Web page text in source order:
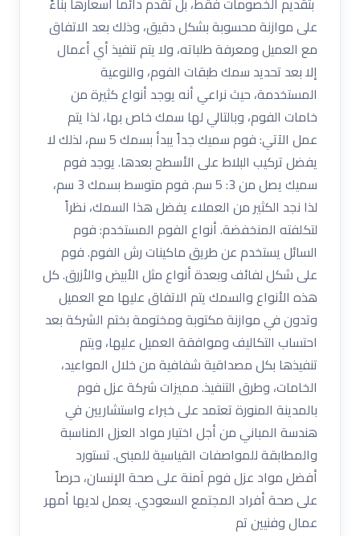
على موازنة محسوبة بشكل دقيق، وذلك بعد الاتفاق
مع العميل ومعرفة طلباته، ولا يتم تنفيذ أي أعمال
إلا بعد تحديد سمك طبقات الفوم، والنوعية
المستخدمة، حيث نراعي أنه يوجد أنواع كثيرة من
خامات الفوم، وبالتالي لها سمك خاص بها، لذا يتم
عمل الآتي: فوم سميك جداً يبدأ بسمك 5 سم، لذلك لا
يفضل تركيب البلاط على الأسطح بعدها. يوجد فوم
سميك يصل من 3: 5 سم. فوم متوسط بسمك 3 سم،
لذا نجد الكثير من العملاء يفضل هذا السمك، نظراً
لتكلفته المنخفضة. أنواع الفوم المستخدم: فوم
السائل يستخدم عن طريق ماكينات رش الفوم. فوم
على شكل لفائف وبعدة أنواع مثل الأبيض والأزرق. كل
هذه الأنواع والسمك يتم الاتفاق عليها مع العميل
وتدون في موازنة مكتوبة ومختومة بختم الشركة بعد
احتساب التكاليف وموافقة العميل عليها، ويتم
تنفيذها بكل مصداقية شفافية من خلال المواعيد،
الخامات، وطرق التنفيذ. مميزات شركة عزل فوم
بالمدينة المنورة تعتمد على خبراء واستشاريين في
هندسة المباني من أجل اختيار مواد العزل المناسبة
والمطابقة للمواصفات القياسية للمبنى. تستورد
أفضل مواد عزل فوم آمنة على صحة الإنسان، حرصاً
على صحة أفراد المجتمع السعودي. يعمل لديها أمهر
عمال وفنيين تم